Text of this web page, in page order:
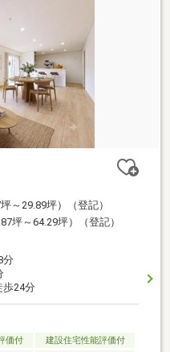
坪～29.89坪）（登記）
坪～64.29坪）（登記）
分
24分
価付
建設住宅性能評価付